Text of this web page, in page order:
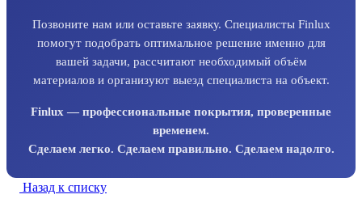
Позвоните нам или оставьте заявку. Специалисты Finlux
помогут подобрать оптимальное решение именно для
вашей задачи, рассчитают необходимый объём
материалов и организуют выезд специалиста на объект.
Finlux — профессиональные покрытия, проверенные
временем.
Сделаем легко. Сделаем правильно. Сделаем надолго.
Назад к списку